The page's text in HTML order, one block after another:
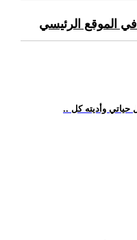
الموقع الرئيسي
حياتي وأديته كل